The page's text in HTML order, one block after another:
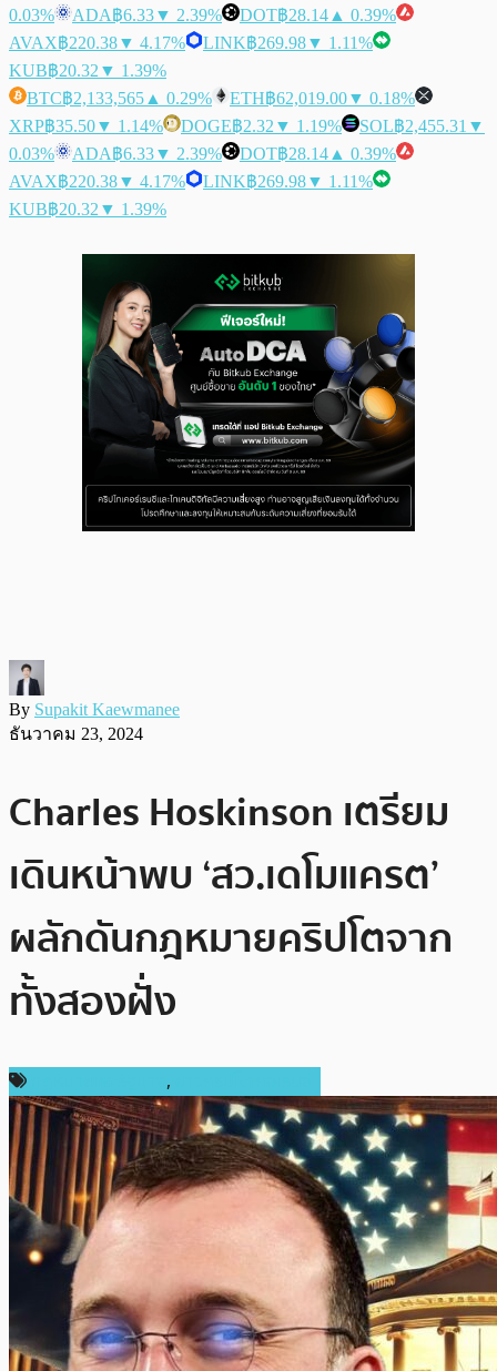
0.03%
ADA฿6.33▼ 2.39% DOT฿28.14 ▲ 0.39%
AVAX฿220.38▼ 4.17% LINK฿269.98▼ 1.11%
KUB฿20.32 ▼ 1.39%
BTC฿2,133,565 ▲ 0.29% ETH฿62,019.00▼ 0.18%
XRP฿35.50▼ 1.14% DOGE฿2.32 ▼ 1.19% SOL฿2,455.31 ▼
0.03%
ADA฿6.33▼ 2.39% DOT฿28.14 ▲ 0.39%
AVAX฿220.38▼ 4.17% LINK฿269.98▼ 1.11%
KUB฿20.32 ▼ 1.39%
By Supakit Kaewmanee
ธันวาคม 23, 2024
Charles Hoskinson เตรียม
เดินหน้าพบ ‘สว.เดโมแครต’
ผลักดันกฎหมายคริปโตจาก
ทั้งสองฝั่ง
,